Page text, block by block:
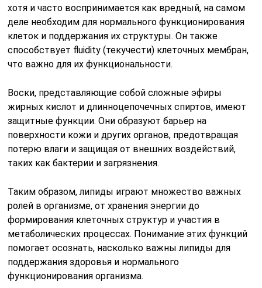
хотя и часто воспринимается как вредный, на самом
деле необходим для нормального функционирования
клеток и поддержания их структуры. Он также
способствует fluidity (текучести) клеточных мембран,
что важно для их функциональности.
Воски, представляющие собой сложные эфиры
жирных кислот и длинноцепочечных спиртов, имеют
защитные функции. Они образуют барьер на
поверхности кожи и других органов, предотвращая
потерю влаги и защищая от внешних воздействий,
таких как бактерии и загрязнения.
Таким образом, липиды играют множество важных
ролей в организме, от хранения энергии до
формирования клеточных структур и участия в
метаболических процессах. Понимание этих функций
помогает осознать, насколько важны липиды для
поддержания здоровья и нормального
функционирования организма.